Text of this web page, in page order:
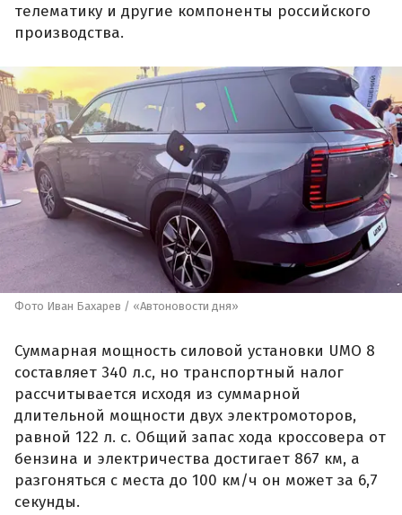
телематику и другие компоненты российского
производства.
Фото Иван Бахарев / «Автоновости дня»
Суммарная мощность силовой установки UMO 8
составляет 340 л.с, но транспортный налог
рассчитывается исходя из суммарной
длительной мощности двух электромоторов,
равной 122 л. с. Общий запас хода кроссовера от
бензина и электричества достигает 867 км, а
разгоняться с места до 100 км/ч он может за 6,7
секунды.